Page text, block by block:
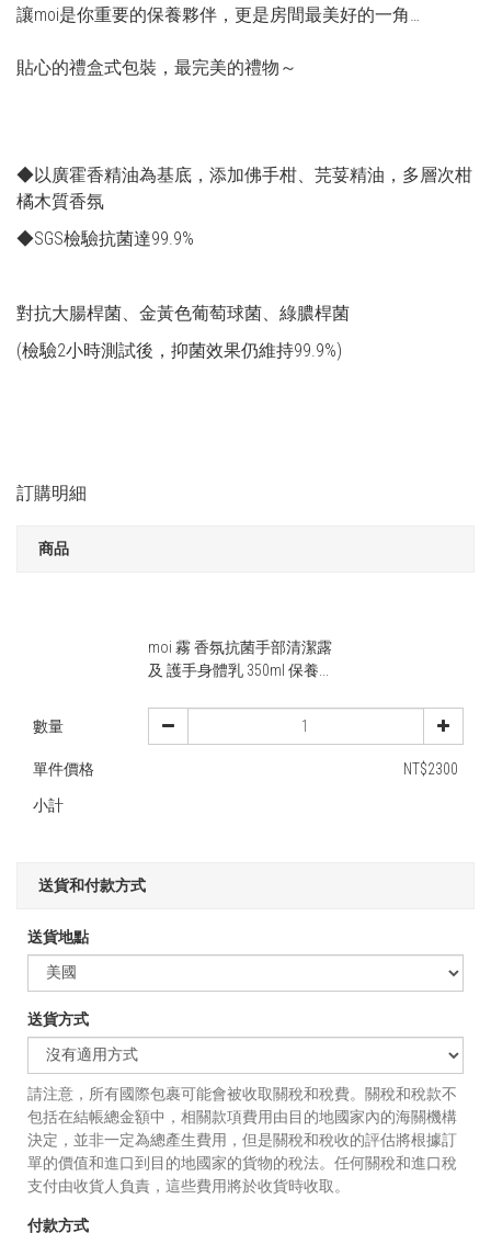
讓moi是你重要的保養夥伴，更是房間最美好的一角…
貼心的禮盒式包裝，最完美的禮物～
◆以廣霍香精油為基底，添加佛手柑、芫荽精油，多層次柑
橘木質香氛
◆SGS檢驗抗菌達99.9%
對抗大腸桿菌、金黃色葡萄球菌、綠膿桿菌
(檢驗2小時測試後，抑菌效果仍維持99.9%)
訂購明細
商品
moi 霧 香氛抗菌手部清潔露
及 護手身體乳 350ml 保養...
數量
單件價格 NT$2300
小計
送貨和付款方式
送貨地點
送貨方式
請注意，所有國際包裹可能會被收取關稅和稅費。關稅和稅款不
包括在結帳總金額中，相關款項費用由目的地國家內的海關機構
決定，並非一定為總產生費用，但是關稅和稅收的評估將根據訂
單的價值和進口到目的地國家的貨物的稅法。任何關稅和進口稅
支付由收貨人負責，這些費用將於收貨時收取。
付款方式